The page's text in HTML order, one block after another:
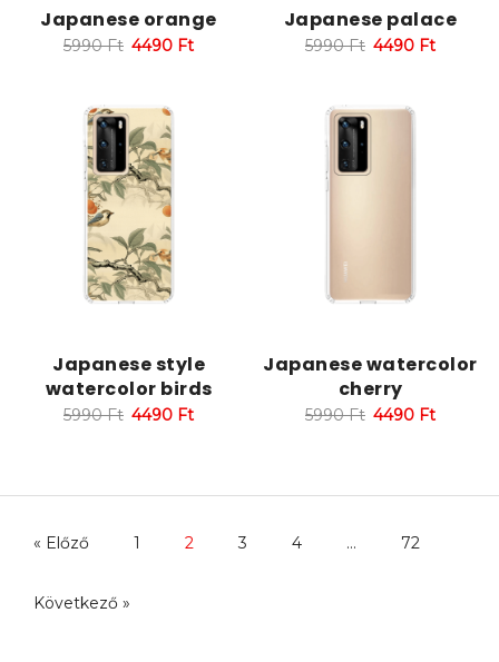
Japanese orange
5990Ft 4490 Ft
Japanese palace
5990Ft 4490 Ft
Japanese style
watercolor birds
5990Ft 4490 Ft
Japanese watercolor
cherry
5990Ft 4490 Ft
« Előző 1 2 3 4 … 72
Következő »